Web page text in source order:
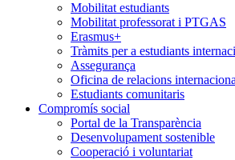
Mobilitat estudiants
Mobilitat professorat i PTGAS
Erasmus+
Tràmits per a estudiants
Assegurança
Oficina de relacions
Estudiants comunitaris
Compromís social
Portal de la Transparència
Desenvolupament sostenible
Cooperació i voluntariat